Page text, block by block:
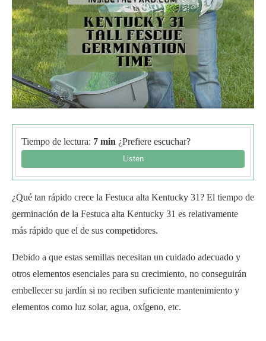
Tiempo de lectura: 7 min ¿Prefiere escuchar?
¿Qué tan rápido crece la Festuca alta Kentucky 31? El tiempo de
germinación de la Festuca alta Kentucky 31 es relativamente
más rápido que el de sus competidores.
Debido a que estas semillas necesitan un cuidado adecuado y
otros elementos esenciales para su crecimiento, no conseguirán
embellecer su jardín si no reciben suficiente mantenimiento y
elementos como luz solar, agua, oxígeno, etc.